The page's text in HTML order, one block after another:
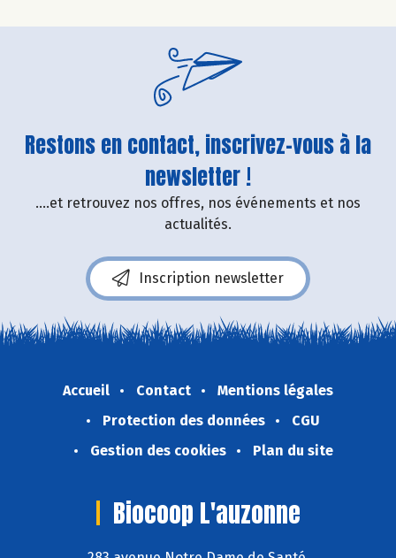
Restons en contact, inscrivez-vous à la
newsletter !
....et retrouvez nos offres, nos événements et nos
actualités.
Inscription newsletter
Accueil Contact
Mentions légales
Protection des données
CGU
Gestion des cookies
Plan du site
Biocoop L'auzonne